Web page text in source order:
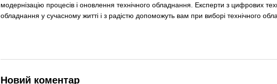
модернізацію процесів і оновлення технічного обладнання. Експерти з цифрових
обладнання у сучасному житті і з радістю допоможуть вам при виборі технічного
Новий коментар